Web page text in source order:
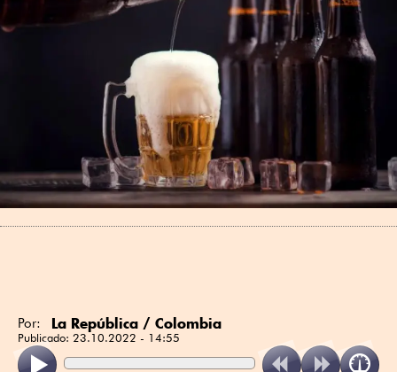
Por: La República / Colombia
Publicado: 23.10.2022 - 14:55